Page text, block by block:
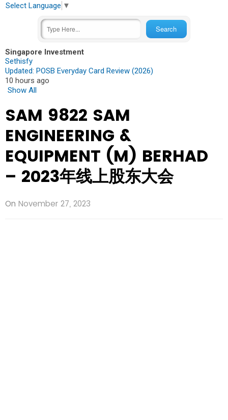
Select Language ▼
Singapore Investment
Sethisfy
Updated: POSB Everyday Card Review (2026)
10 hours ago
Show All
SAM 9822 SAM
ENGINEERING &
EQUIPMENT (M) BERHAD
– 2023年线上股东大会
On November 27, 2023